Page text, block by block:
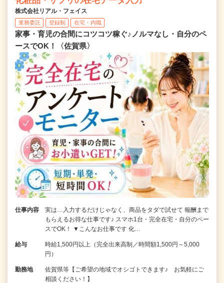
株式会社リアル・フェイス
業務委託 登録制 在宅・内職
家事・育児の合間にコツコツ稼ぐ♪ノルマなし・自分のペ
ースでOK！〈佐賀県〉
仕事内容
実は…入力するだけじゃなく、商品をタダで試せて 報酬まで
もらえるお得な仕事です♪ スマホ1台・完全在宅・自分のペー
スでOK！ ▼こんなお仕事です 化…
給与
時給1,500円以上（完全出来高制／時間額1,500円～5,000
円）
勤務地
佐賀県等【ご希望の地域でオシゴトできます♪ お気軽にご
相談ください！】